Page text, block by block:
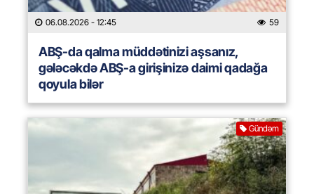
06.08.2026 - 12:45 59
ABŞ-da qalma müddətinizi aşsanız,
gələcəkdə ABŞ-a girişinizə daimi qadağa
qoyula bilər
Gündəm